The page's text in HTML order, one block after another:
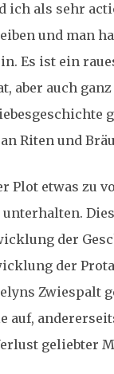
ich als sehr
und man
Es ist ein
aber auch
Riten und
Plot etwas zu
der
der
auf,
geliebter